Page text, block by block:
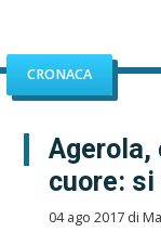
CRONACA
cuore:
04 ago 2017 di